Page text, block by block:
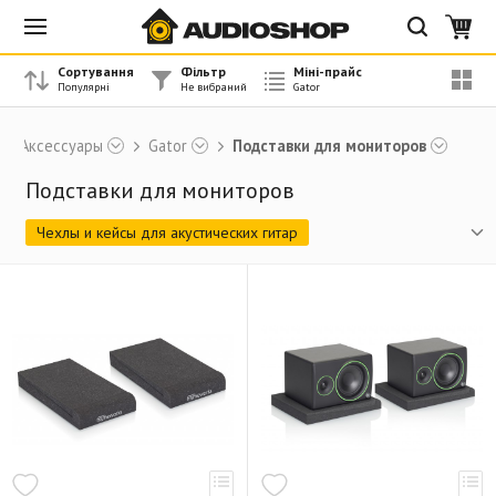
Аксессуары Gator Подставки для мониторов
Подставки для мониторов
Чехлы и кейсы для акустических гитар
Чехлы и кейсы для бас-гитар
Сумки для гитарного процессора/педалборда
Чехлы и кейсы для саксофонов
Сортування Фільтр Міні-прайс